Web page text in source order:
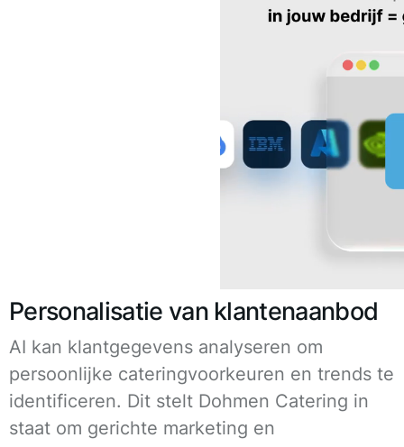
Personalisatie van klantenaanbod
AI kan klantgegevens analyseren om
persoonlijke cateringvoorkeuren en trends te
identificeren. Dit stelt Dohmen Catering in
staat om gerichte marketing en